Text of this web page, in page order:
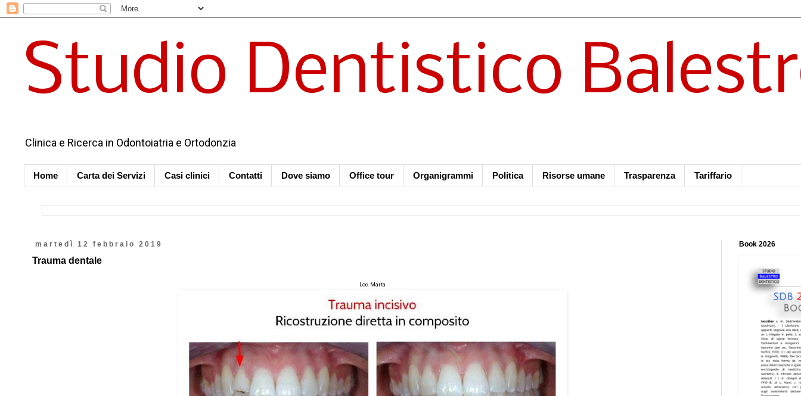
Studio Dentistico
Clinica e Ricerca in Odontoiatria e Ortodonzia
Home Carta dei Servizi Casi clinici Contatti Dove siamo Office tour Organigrammi Politica Risorse umane Trasparenza Tariffario
martedì 12 febbraio 2019
Trauma dentale
Loc. Marta
Book 2026